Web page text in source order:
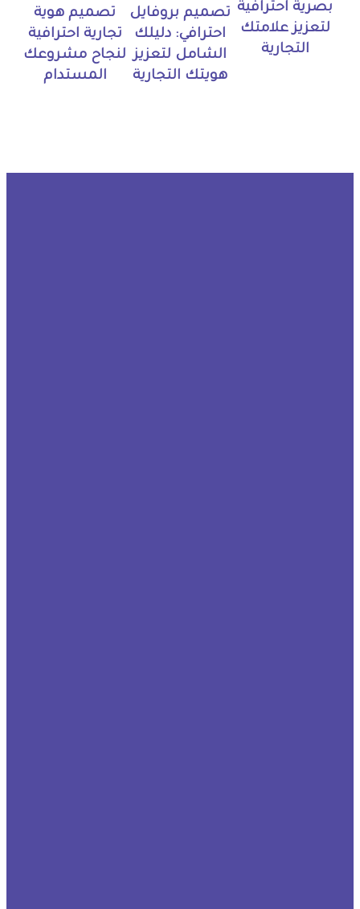
بصرية احترافية
لتعزيز علامتك
التجارية
تصميم بروفايل
احترافي: دليلك
الشامل لتعزيز
هويتك التجارية
تصميم هوية
تجارية احترافية
لنجاح مشروعك
المستدام